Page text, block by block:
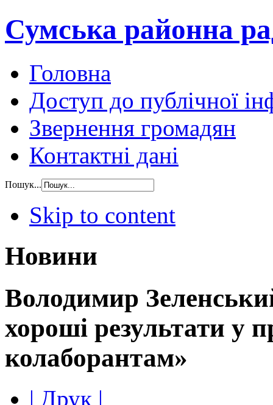
Сумська районна
Головна
Доступ до публічної
Звернення громадян
Контактні дані
Пошук...
Skip to content
Новини
Володимир
хороші результати у
колаборантам»
| Друк |